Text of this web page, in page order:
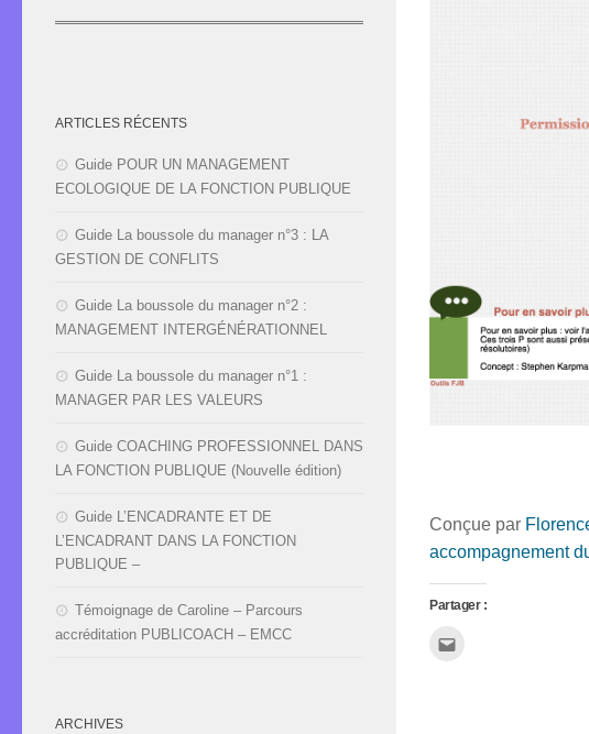
Conçue par
accompagnement
Partager :
ARTICLES RÉCENTS
Guide POUR UN MANAGEMENT
ECOLOGIQUE DE LA FONCTION PUBLIQUE
Guide La boussole du manager n°3 : LA
GESTION DE CONFLITS
Guide La boussole du manager n°2 :
MANAGEMENT INTERGÉNÉRATIONNEL
Guide La boussole du manager n°1 :
MANAGER PAR LES VALEURS
Guide COACHING PROFESSIONNEL DANS
LA FONCTION PUBLIQUE (Nouvelle édition)
Guide L’ENCADRANTE ET DE
L’ENCADRANT DANS LA FONCTION
PUBLIQUE –
Témoignage de Caroline – Parcours
accréditation PUBLICOACH – EMCC
ARCHIVES